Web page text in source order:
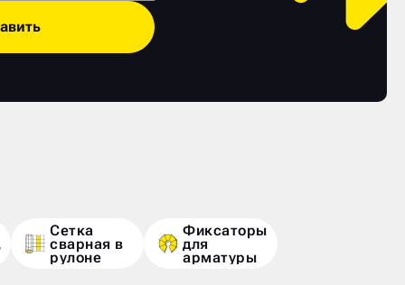
Сетка
сварная в
рулоне
Фиксаторы
для
арматуры